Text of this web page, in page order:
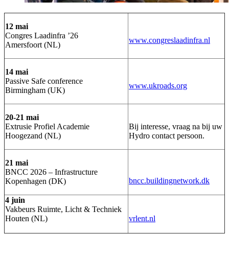
12 mai
Congres Laadinfra ’26
Amersfoort (NL)
www.congreslaadinfra.nl
14 mai
Passive Safe conference
Birmingham (UK)
www.ukroads.org
20-21 mai
Extrusie Profiel Academie
Hoogezand (NL)
Bij interesse, vraag na bij uw
Hydro contact persoon.
21 mai
BNCC 2026 – Infrastructure
Kopenhagen (DK)
bncc.buildingnetwork.dk
4 juin
Vakbeurs Ruimte, Licht & Techniek
Houten (NL)
vrlent.nl